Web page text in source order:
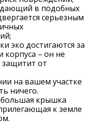
в подобных
серьезным
эко достигаются за
корпуса – он не
защитит от
на вашем участке
ничего.
крышка
к земле